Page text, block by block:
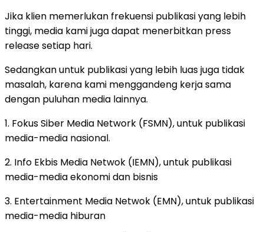
Jika klien memerlukan frekuensi publikasi yang lebih
tinggi, media kami juga dapat menerbitkan press
release setiap hari.
Sedangkan untuk publikasi yang lebih luas juga tidak
masalah, karena kami menggandeng kerja sama
dengan puluhan media lainnya.
1. Fokus Siber Media Network (FSMN), untuk publikasi
media-media nasional.
2. Info Ekbis Media Netwok (IEMN), untuk publikasi
media-media ekonomi dan bisnis
3. Entertainment Media Netwok (EMN), untuk publikasi
media-media hiburan